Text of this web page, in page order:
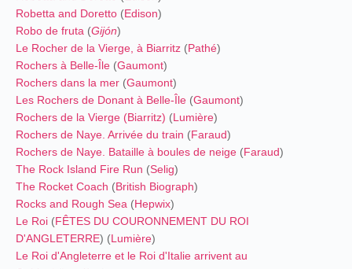
Robetta and Doretto (Edison)
Robo de fruta (Gijón)
Le Rocher de la Vierge, à Biarritz (Pathé)
Rochers à Belle-Île (Gaumont)
Rochers dans la mer (Gaumont)
Les Rochers de Donant à Belle-Île (Gaumont)
Rochers de la Vierge (Biarritz) (Lumière)
Rochers de Naye. Arrivée du train (Faraud)
Rochers de Naye. Bataille à boules de neige (Faraud)
The Rock Island Fire Run (Selig)
The Rocket Coach (British Biograph)
Rocks and Rough Sea (Hepwix)
Le Roi (FÊTES DU COURONNEMENT DU ROI
D'ANGLETERRE) (Lumière)
Le Roi d'Angleterre et le Roi d'Italie arrivent au